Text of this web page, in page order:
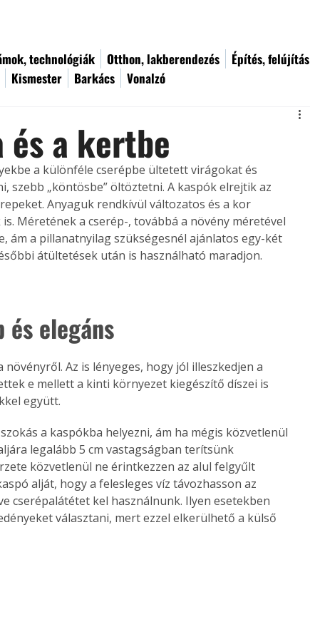
technológiák Otthon, lakberendezés Építés, felújítás
Kismester Barkács Vonalzó
és a kertbe
a különféle cserépbe ültetett virágokat és
szebb „köntösbe” öltöztetni. A kaspók elrejtik az
Anyaguk rendkívül változatos és a kor
Méretének a cserép-, továbbá a növény méretével
ám a pillanatnyilag szükségesnél ajánlatos egy-két
átültetések után is használható maradjon.
és elegáns
Az is lényeges, hogy jól illeszkedjen a
e mellett a kinti környezet kiegészítő díszei is
együtt.
a kaspókba helyezni, ám ha mégis közvetlenül
legalább 5 cm vastagságban terítsünk
közvetlenül ne érintkezzen az alul felgyűlt
alját, hogy a felesleges víz távozhasson az
cserépalátétet kel használnunk. Ilyen esetekben
választani, mert ezzel elkerülhető a külső